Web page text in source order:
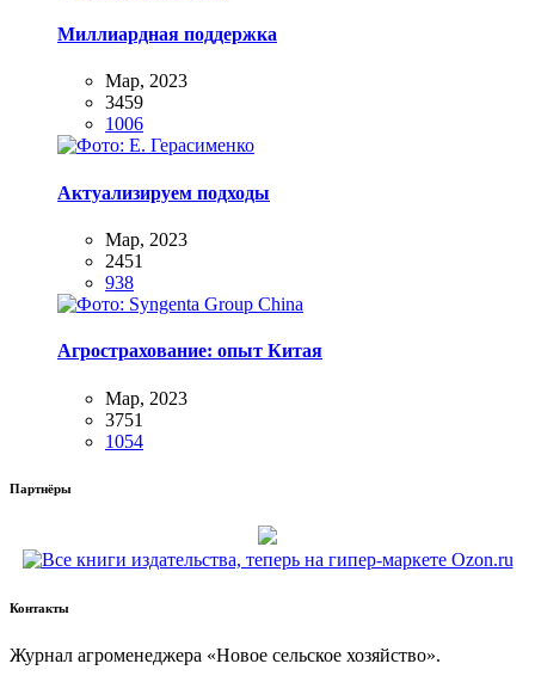
Миллиардная поддержка
Мар, 2023
3459
1006
Актуализируем подходы
Мар, 2023
2451
938
Агрострахование: опыт Китая
Мар, 2023
3751
1054
Партнёры
Контакты
Жур­нал агро­ме­не­дже­ра «Новое сель­ское хозяйство».